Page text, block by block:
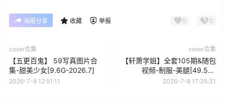
海报分享 收藏 举报 0 0
coser合集
【五更百鬼】 59写真图片合
集-甜美少女[9.6G-2026.7]
2026-7-8 12:51:11
coser合集
【轩萧学姐】全套105期&随包
视频-制服-美腿[49.5G-
2026.7]
2026-7-8 17:35:31